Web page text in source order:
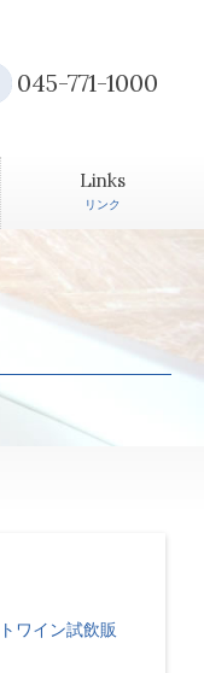
045-771-1000
Links
リンク
ワイン試飲販